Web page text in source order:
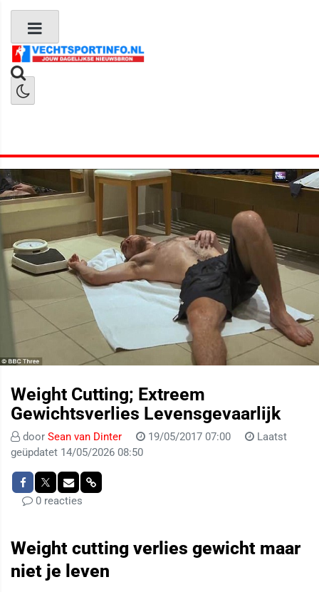
Weight Cutting; Extreem
Gewichtsverlies Levensgevaarlijk
door Sean van Dinter 19/05/2017 07:00
Laatst
geüpdatet 14/05/2026 08:50
0 reacties
Weight cutting verlies gewicht maar
niet je leven